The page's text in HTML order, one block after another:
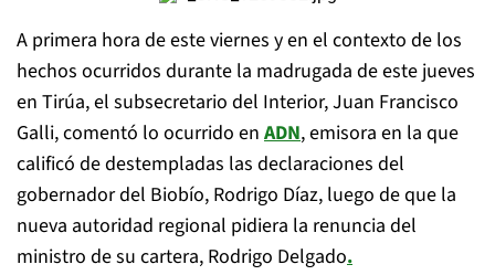
A primera hora de este viernes y en el contexto de los
hechos ocurridos durante la madrugada de este jueves
en Tirúa, el subsecretario del Interior, Juan Francisco
Galli, comentó lo ocurrido en ADN, emisora en la que
calificó de destempladas las declaraciones del
gobernador del Biobío, Rodrigo Díaz, luego de que la
nueva autoridad regional pidiera la renuncia del
ministro de su cartera, Rodrigo Delgado.